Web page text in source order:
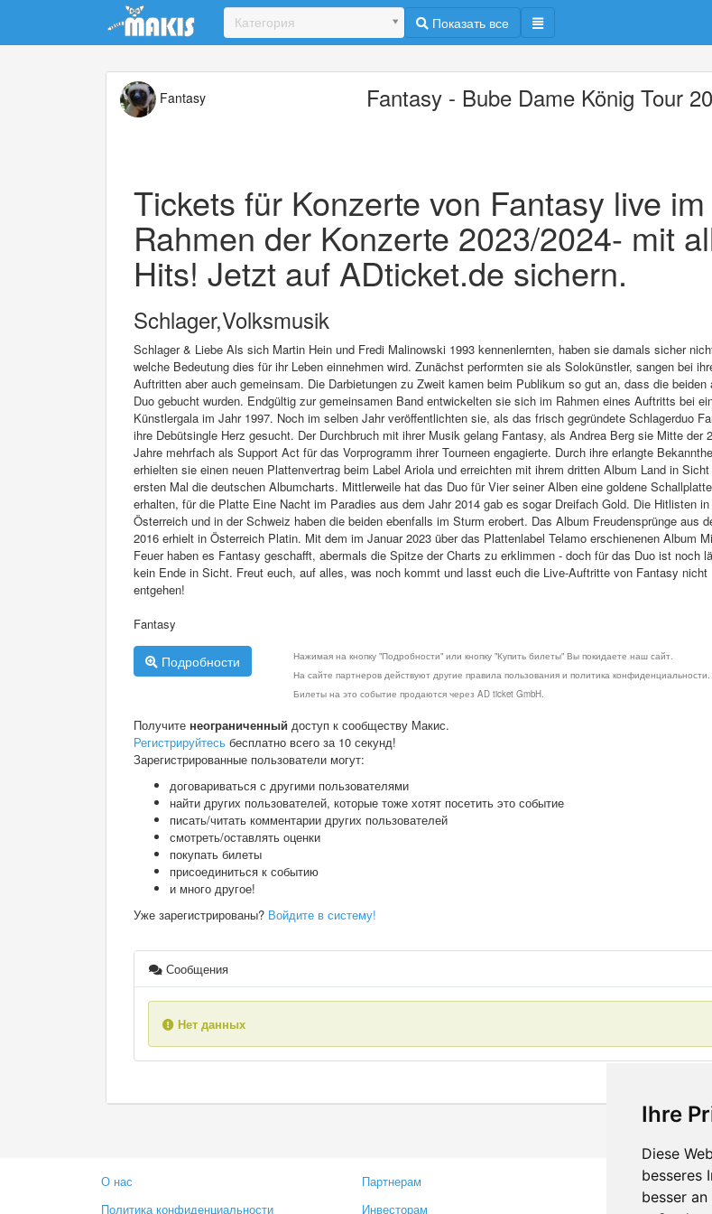
Ihre
Diese
besseres
besser
Update cookies preferences
Категория Показать все
Fantasy Fantasy - Bube Dame König Tour
Tickets für Konzerte von Fantasy live im
Rahmen der Konzerte 2023/2024- mit
Hits! Jetzt auf ADticket.de sichern.
Schlager,Volksmusik
Schlager & Liebe Als sich Martin Hein und Fredi Malinowski 1993 kennenlernten, haben sie damals sicher
welche Bedeutung dies für ihr Leben einnehmen wird. Zunächst performten sie als Solokünstler, sangen bei
Auftritten aber auch gemeinsam. Die Darbietungen zu Zweit kamen beim Publikum so gut an, dass die beiden
Duo gebucht wurden. Endgültig zur gemeinsamen Band entwickelten sie sich im Rahmen eines Auftritts bei
Künstlergala im Jahr 1997. Noch im selben Jahr veröffentlichten sie, als das frisch gegründete Schlagerduo
ihre Debütsingle Herz gesucht. Der Durchbruch mit ihrer Musik gelang Fantasy, als Andrea Berg sie Mitte der
Jahre mehrfach als Support Act für das Vorprogramm ihrer Tourneen engagierte. Durch ihre erlangte
erhielten sie einen neuen Plattenvertrag beim Label Ariola und erreichten mit ihrem dritten Album Land in
ersten Mal die deutschen Albumcharts. Mittlerweile hat das Duo für Vier seiner Alben eine goldene Schallplatte
erhalten, für die Platte Eine Nacht im Paradies aus dem Jahr 2014 gab es sogar Dreifach Gold. Die Hitlisten in
Österreich und in der Schweiz haben die beiden ebenfalls im Sturm erobert. Das Album Freudensprünge aus
2016 erhielt in Österreich Platin. Mit dem im Januar 2023 über das Plattenlabel Telamo erschienenen Album
Feuer haben es Fantasy geschafft, abermals die Spitze der Charts zu erklimmen - doch für das Duo ist noch
kein Ende in Sicht. Freut euch, auf alles, was noch kommt und lasst euch die Live-Auftritte von Fantasy nicht
entgehen!
Fantasy
Подробности
Нажимая на кнопку "Подробности" или кнопку "Купить билеты" Вы покидаете наш сайт.
На сайте партнеров действуют другие правила пользования и политика конфиденциальности.
Билеты на это событие продаются через AD ticket GmbH.
Получите неограниченный доступ к сообществу Макис.
Регистрируйтесь бесплатно всего за 10 секунд!
Зарегистрированные пользователи могут:
договариваться с другими пользователями
найти других пользователей, которые тоже хотят посетить это событие
писать/читать комментарии других пользователей
смотреть/оставлять оценки
покупать билеты
присоединиться к событию
и много другое!
Уже зарегистрированы? Войдите в систему!
Сообщения
Нет данных
О нас
Политика конфиденциальности
Партнерам
Инвесторам
Контакты
Оставить отзыв